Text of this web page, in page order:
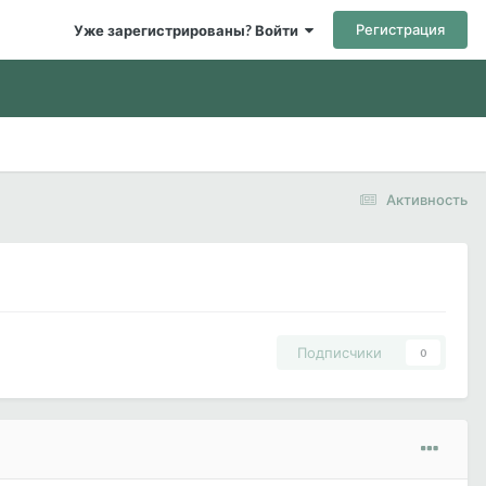
Уже зарегистрированы? Войти Регистрация
Активность
Подписчики 0